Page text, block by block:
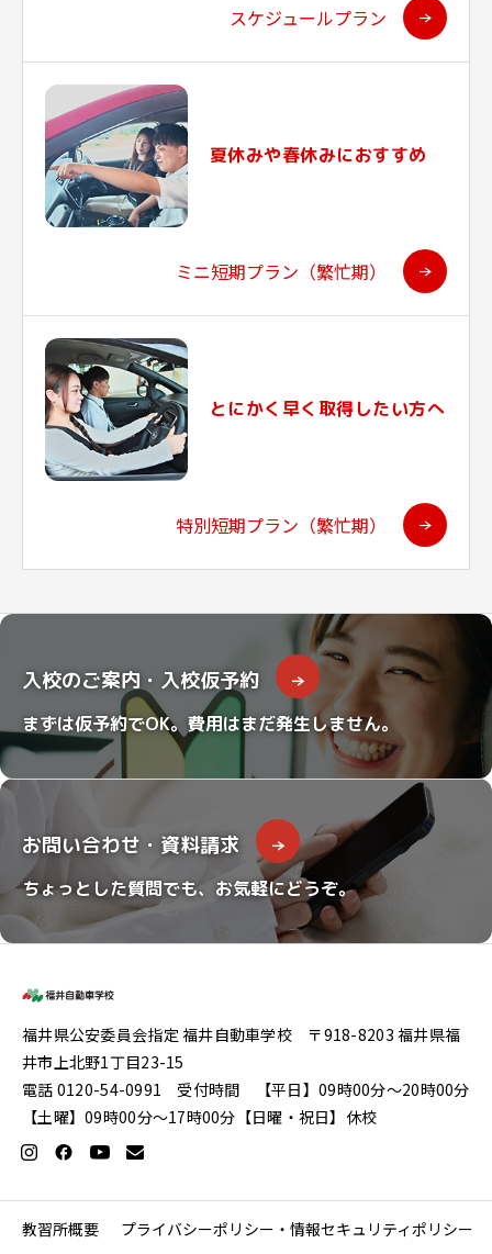
スケジュールプラン
夏休みや春休みにおすすめ
ミニ短期プラン（繁忙期）
とにかく早く取得したい方へ
特別短期プラン（繁忙期）
入校のご案内・入校仮予約
まずは仮予約でOK。費用はまだ発生しません。
お問い合わせ・資料請求
ちょっとした質問でも、お気軽にどうぞ。
福井県公安委員会指定 福井自動車学校 〒918-8203 福井県福
井市上北野1丁目23-15
電話 0120-54-0991 受付時間 【平日】09時00分〜20時00分
【土曜】09時00分〜17時00分【日曜・祝日】休校
教習所概要 プライバシーポリシー・情報セキュリティポリシー